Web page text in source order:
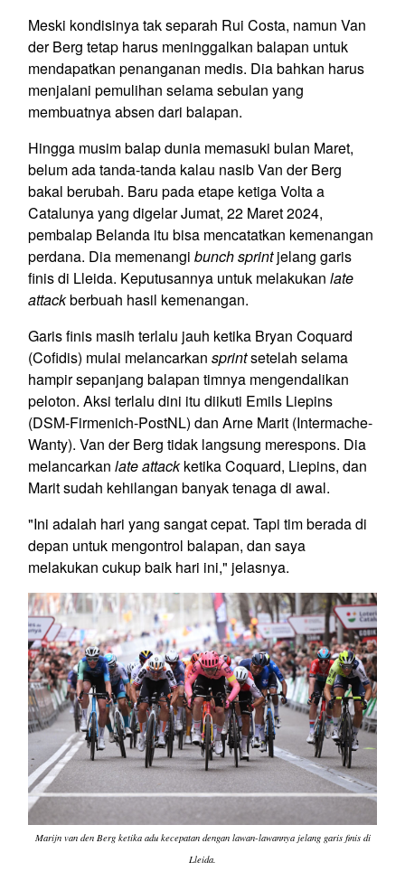
Meski kondisinya tak separah Rui Costa, namun Van
der Berg tetap harus meninggalkan balapan untuk
mendapatkan penanganan medis. Dia bahkan harus
menjalani pemulihan selama sebulan yang
membuatnya absen dari balapan.
Hingga musim balap dunia memasuki bulan Maret,
belum ada tanda-tanda kalau nasib Van der Berg
bakal berubah. Baru pada etape ketiga Volta a
Catalunya yang digelar Jumat, 22 Maret 2024,
pembalap Belanda itu bisa mencatatkan kemenangan
perdana. Dia memenangi bunch sprintjelang garis
finis di Lleida. Keputusannya untuk melakukan late
attackberbuah hasil kemenangan.
Garis finis masih terlalu jauh ketika Bryan Coquard
(Cofidis) mulai melancarkan sprintsetelah selama
hampir sepanjang balapan timnya mengendalikan
peloton. Aksi terlalu dini itu diikuti Emils Liepins
(DSM-Firmenich-PostNL) dan Arne Marit (Intermache-
Wanty). Van der Berg tidak langsung merespons. Dia
melancarkan late attackketika Coquard, Liepins, dan
Marit sudah kehilangan banyak tenaga di awal.
"Ini adalah hari yang sangat cepat. Tapi tim berada di
depan untuk mengontrol balapan, dan saya
melakukan cukup baik hari ini," jelasnya.
Marijn van den Berg ketika adu kecepatan dengan lawan-lawannya jelang garis finis di
Lleida.